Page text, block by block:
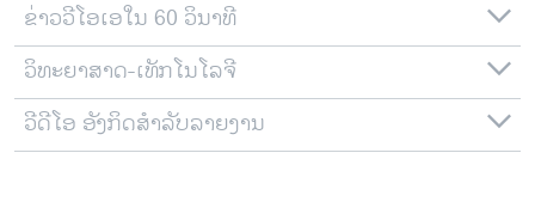
ຂ່າວວີໂອເອໃນ 60 ວິນາທີ
ວິທະຍາສາດ-ເທັກໂນໂລຈີ
ວີດີໂອ ອັງກິດສຳລັບລາຍງານ